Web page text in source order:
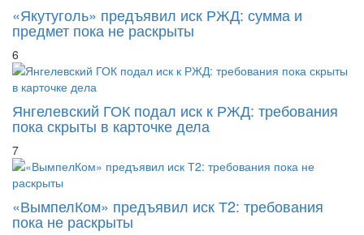
«Якутуголь» предъявил иск РЖД: сумма и
предмет пока не раскрыты
6
Янгелевский ГОК подал иск к РЖД: требования
пока скрыты в карточке дела
7
«ВымпелКом» предъявил иск Т2: требования
пока не раскрыты